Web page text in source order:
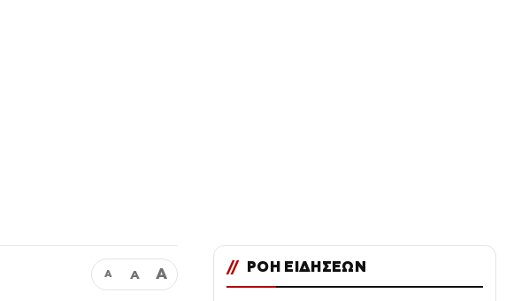
Α Α Α // ΡΟΗ ΕΙΔΗΣΕΩΝ